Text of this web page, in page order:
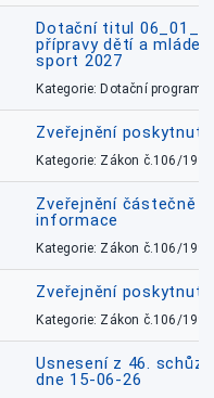
Dotační titul
přípravy dětí a
sport 2027
Kategorie: Dotační
Zveřejnění
Kategorie: Zákon č.106/1999
Zveřejnění částečně
informace
Kategorie: Zákon č.106/1999
Zveřejnění
Kategorie: Zákon č.106/1999
Usnesení z 46.
dne 15-06-26